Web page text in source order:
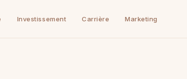
Investissement Carrière Marketing